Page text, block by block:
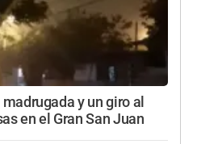
y un giro al
en el Gran San Juan